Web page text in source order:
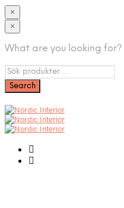
×
×
What are you looking for?